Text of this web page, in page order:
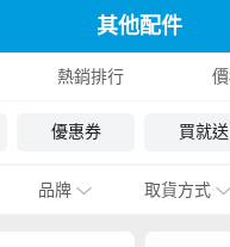
其他配件
熱銷排行
優惠券 買就送
品牌 取貨方式